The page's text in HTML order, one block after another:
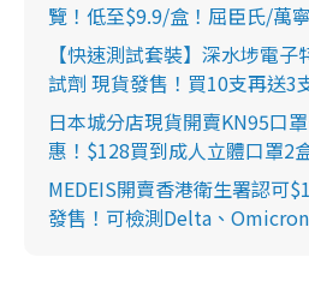
覽！低至$9.9/盒！屈臣氏/萬
【快速測試套裝】深水埗電
試劑 現貨發售！買10支再送3
日本城分店現貨開賣KN95口
惠！$128買到成人立體口罩2
MEDEIS開賣香港衛生署認可
發售！可檢測Delta、